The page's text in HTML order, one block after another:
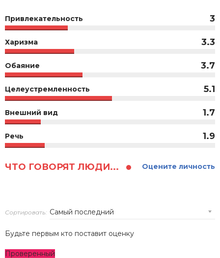
Привлекательность 3
Харизма 3.3
Обаяние 3.7
Целеустремленность 5.1
Внешний вид 1.7
Речь 1.9
ЧТО ГОВОРЯТ ЛЮДИ... Оцените личность
Сортировать:
Будьте первым кто поставит оценку
Проверенный